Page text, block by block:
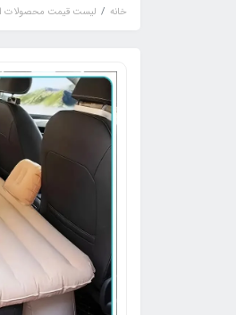
خانه لیست قیمت محصولات